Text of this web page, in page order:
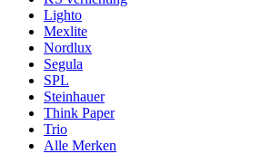
Lighto
Mexlite
Nordlux
Segula
SPL
Steinhauer
Think Paper
Trio
Alle Merken